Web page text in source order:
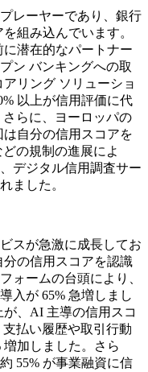
レーヤーであり、銀行
組み込んでいます。
潜在的なパートナー
ン バンキングへの取
リング ソリューショ
以上が信用評価に代
らに、ヨーロッパの
は自分の信用スコアを
の規制の進展によ
デジタル信用調査サー
ました。
スが急激に成長してお
分の信用スコアを認識
ォームの台頭により、
入が 65% 急増しまし
、AI 主導の信用スコ
払い履歴や取引行動
加しました。さら
55% が事業融資に信